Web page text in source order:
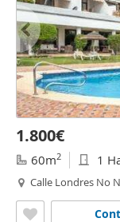
1.800€
60m2 1
Calle Londres No